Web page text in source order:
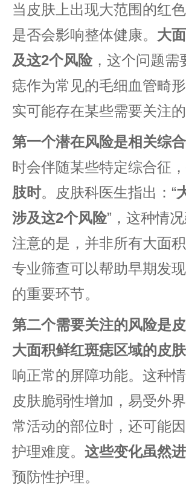
当皮肤上出现大范围的红
是否会影响整体健康。​ 大
及这2个风险​，这个问题需
痣作为常见的毛细血管畸
实可能存在某些需要关注的
第一个潜在风险是相关综
时会伴随某些特定综合征，​
肢时​​。皮肤科医生指出：“​
涉及这2个风险​​”，这种情
注意的是，并非所有大面
专业筛查可以帮助早期发
的重要环节。
第二个需要关注的风险是
大面积鲜红斑痣区域的皮
响正常的屏障功能。这种
皮肤脆弱性增加，易受外
常活动的部位时，还可能
护理难度。​ 这些变化虽然
预防性护理。